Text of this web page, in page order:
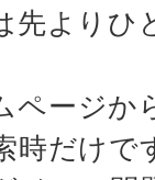
先よりひ
ページか
時だけで